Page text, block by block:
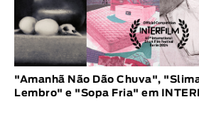
"Amanhã Não Dão Chuva",
Lembro" e "Sopa Fria" em